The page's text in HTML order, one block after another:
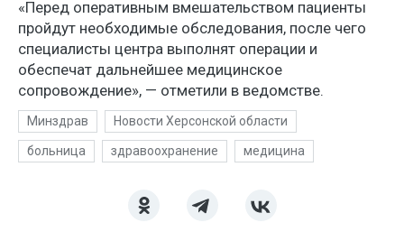
«Перед оперативным вмешательством пациенты
пройдут необходимые обследования, после чего
специалисты центра выполнят операции и
обеспечат дальнейшее медицинское
сопровождение», — отметили в ведомстве.
Минздрав Новости Херсонской области
больница здравоохранение медицина